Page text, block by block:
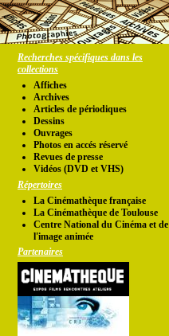
Recherches spécifiques dans les
collections
Affiches
Archives
Articles de périodiques
Dessins
Ouvrages
Photos en accés réservé
Revues de presse
Vidéos (DVD et VHS)
Répertoires
La Cinémathèque française
La Cinémathèque de Toulouse
Centre National du Cinéma et de
l'image animée
Partenaires